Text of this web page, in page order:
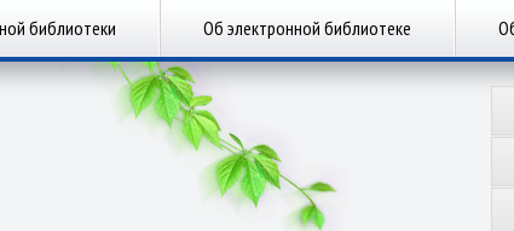
библиотеки Об электронной библиотеке